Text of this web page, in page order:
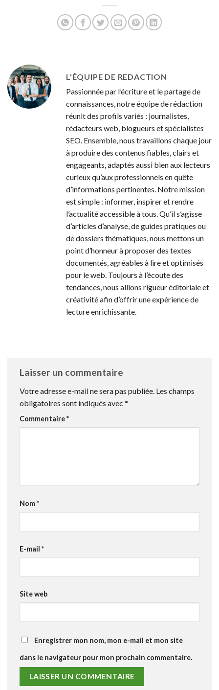
géographique et
L'ÉQUIPE DE REDACTION
Passionnée par l’écriture et le partage de
connaissances, notre équipe de rédaction
réunit des profils variés : journalistes,
rédacteurs web, blogueurs et spécialistes
SEO. Ensemble, nous travaillons chaque jour
à produire des contenus fiables, clairs et
engageants, adaptés aussi bien aux lecteurs
curieux qu’aux professionnels en quête
d’informations pertinentes. Notre mission
est simple : informer, inspirer et rendre
l’actualité accessible à tous. Qu’il s’agisse
d’articles d’analyse, de guides pratiques ou
de dossiers thématiques, nous mettons un
point d’honneur à proposer des textes
documentés, agréables à lire et optimisés
pour le web. Toujours à l’écoute des
tendances, nous allions rigueur éditoriale et
créativité afin d’offrir une expérience de
lecture enrichissante.
Laisser un commentaire
Votre adresse e-mail ne sera pas publiée. Les champs
obligatoires sont indiqués avec *
Commentaire*
Nom*
E-mail *
Site web
Enregistrer mon nom, mon e-mail et mon site
dans le navigateur pour mon prochain commentaire.